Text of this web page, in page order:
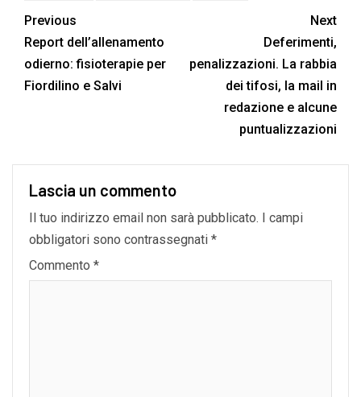
Previous
Report dell’allenamento
odierno: fisioterapie per
Fiordilino e Salvi
Next
Deferimenti,
penalizzazioni. La rabbia
dei tifosi, la mail in
redazione e alcune
puntualizzazioni
Lascia un commento
Il tuo indirizzo email non sarà pubblicato. I campi
obbligatori sono contrassegnati *
Commento *